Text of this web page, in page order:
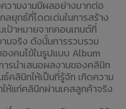
วามงามมีผลอย่างมากต่อ
ลยุทธ์ที่โดดเด่นในการสร้าง
เป้าหมายจากคอนเทนต์ที่
นจริง ดังนั้นการรวบรวม
งคนไข้ในรูปแบบ Album
รนำเสนอผลงานของคลินิก
คลินิกให้เป็นที่รู้จัก เกิดความ
ห้แก่คลินิกผ่านเคสลูกค้าจริง